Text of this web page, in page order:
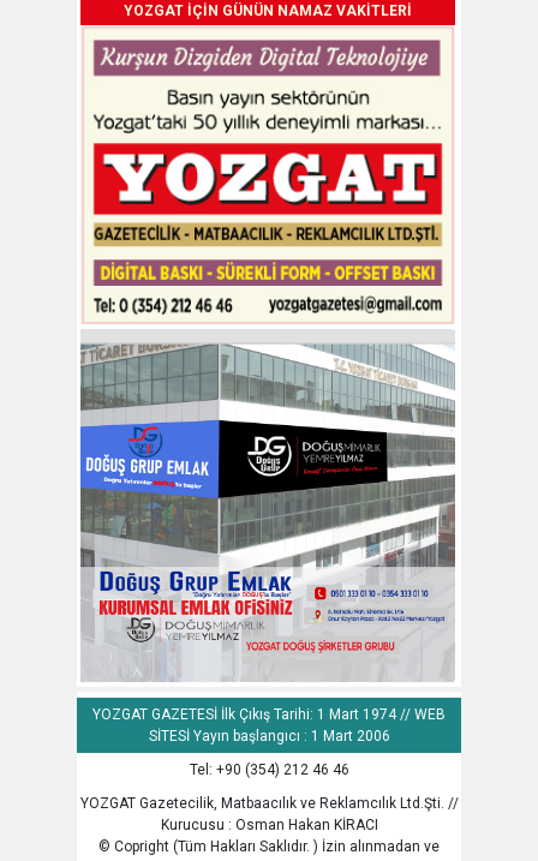
YOZGAT İÇİN GÜNÜN NAMAZ VAKİTLERİ
YOZGAT GAZETESİ İlk Çıkış Tarihi: 1 Mart 1974 // WEB
SİTESİ Yayın başlangıcı : 1 Mart 2006
Tel: +90 (354) 212 46 46
YOZGAT Gazetecilik, Matbaacılık ve Reklamcılık Ltd.Şti. //
Kurucusu : Osman Hakan KİRACI
© Copright (Tüm Hakları Saklıdır. ) İzin alınmadan ve